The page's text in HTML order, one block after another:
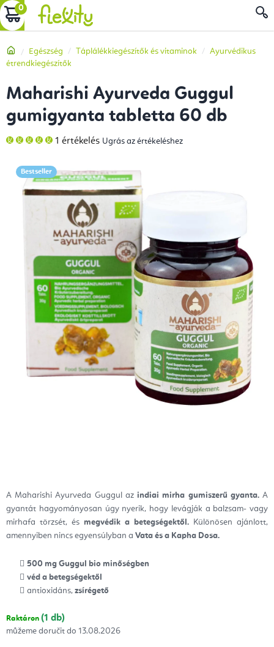
Ugrás
a
tartalomhoz
KOSÁR
Kezdőlap
Egészség Táplálékkiegészítők és vitaminok
Ayurvédikus
étrendkiegészítők
A Maharishi Ayurveda Guggul az indiai mirha gumiszerű gyanta.A
gyantát hagyományosan úgy nyerik, hogy levágják a balzsam- vagy
mirhafa törzsét, és megvédik a betegségektől. Különösen ajánlott,
amennyiben nincs egyensúlyban a Vata és a Kapha Dosa.
500 mg Guggul bio minőségben
véd a betegségektől
antioxidáns, zsírégető
Raktáron (1 db)
13.08.2026
Maharishi Ayurveda Guggul
gumigyanta tabletta 60 db
A
termék
5-
ből
5,0
csillag.
1 értékelés Ugrás az értékeléshez
Bestseller